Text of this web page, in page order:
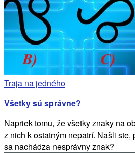
Traja na jedného
Všetky sú správne?
Napriek tomu, že všetky znaky na
z nich k ostatným nepatrí. Našli ste,
sa nachádza nesprávny znak?